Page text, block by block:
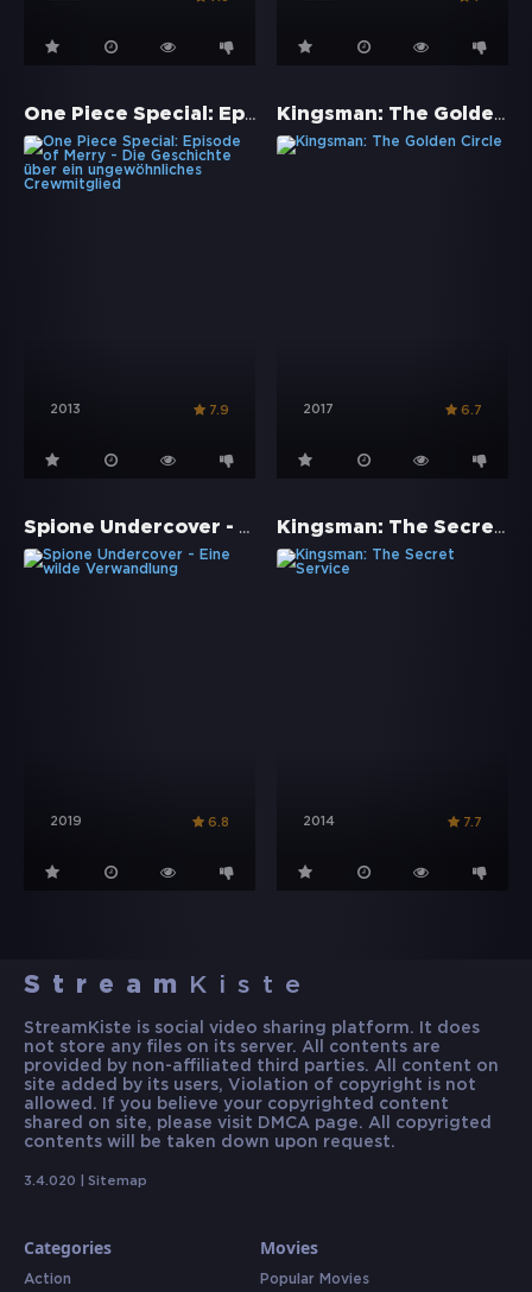
One Piece Special: Episode of Merry - Die Geschichte über ein ungewöhnliches Crewmitglied
2013 7.9
Kingsman: The Golden Circle
2017 6.7
Spione Undercover - Eine wilde Verwandlung
2019 6.8
Kingsman: The Secret Service
2014 7.7
Stream Kiste
StreamKiste is social video sharing platform. It does
not store any files on its server. All contents are
provided by non-affiliated third parties. All content on
site added by its users, Violation of copyright is not
allowed. If you believe your copyrighted content
shared on site, please visit DMCA page. All copyrigted
contents will be taken down upon request.
3.4.020 | Sitemap
Categories
Action
Movies
Popular Movies